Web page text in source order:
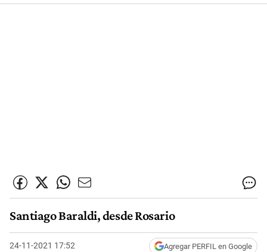
Santiago Baraldi, desde Rosario
24-11-2021 17:52 Agregar PERFIL en Google